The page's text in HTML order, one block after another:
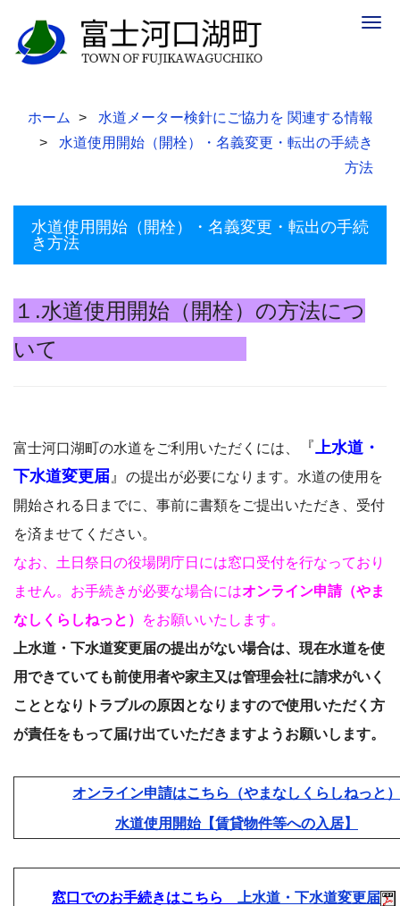
ホーム
水道メーター検針にご協力を 関連する情報
水道使用開始（開栓）・名義変更・転出の手続き
方法
水道使用開始（開栓）・名義変更・転出の手続
き方法
１.水道使用開始（開栓）の方法につ
いて
富士河口湖町の水道をご利用いただくには、 『上水道・
下水道変更届』 の提出が必要になります。水道の使用を
開始される日までに、事前に書類をご提出いただき、受付
を済ませてください。
なお、土日祭日の役場閉庁日には窓口受付を行なっており
ません。お手続きが必要な場合にはオンライン申請（やま
なしくらしねっと）
をお願いいたします。
上水道・下水道変更届の提出がない場合は、現在水道を使
用できていても前使用者や家主又は管理会社に請求がいく
こととなりトラブルの原因となりますので使用いただく方
が責任をもって届け出ていただきますようお願いします。
オンライン申請はこちら（やまなしくらしねっと）
水道使用開始【賃貸物件等への入居】
窓口でのお手続きはこちら 上水道・下水道変更届